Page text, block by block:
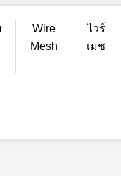
Wire
Mesh
ไวร์
เมช